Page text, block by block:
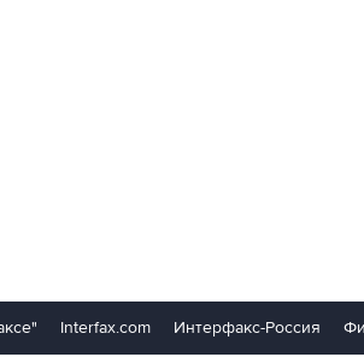
Interfax.com Интерфакс-Россия